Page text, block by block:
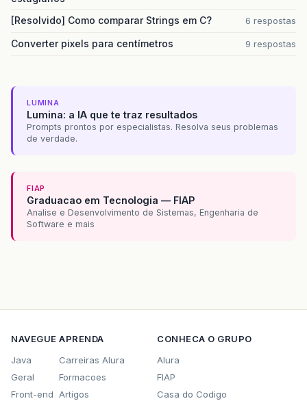
[Resolvido] Como comparar Strings em C?
6 respostas
Converter pixels para centímetros 9 respostas
LUMINA
Lumina: a IA que te traz resultados
Prompts prontos por especialistas. Resolva seus problemas
de verdade.
FIAP
Graduacao em Tecnologia — FIAP
Analise e Desenvolvimento de Sistemas, Engenharia de
Software e mais
NAVEGUE
Java
Geral
Front-end
APRENDA
Carreiras Alura
Formacoes
Artigos
CONHECA O GRUPO
Alura
FIAP
Casa do Codigo